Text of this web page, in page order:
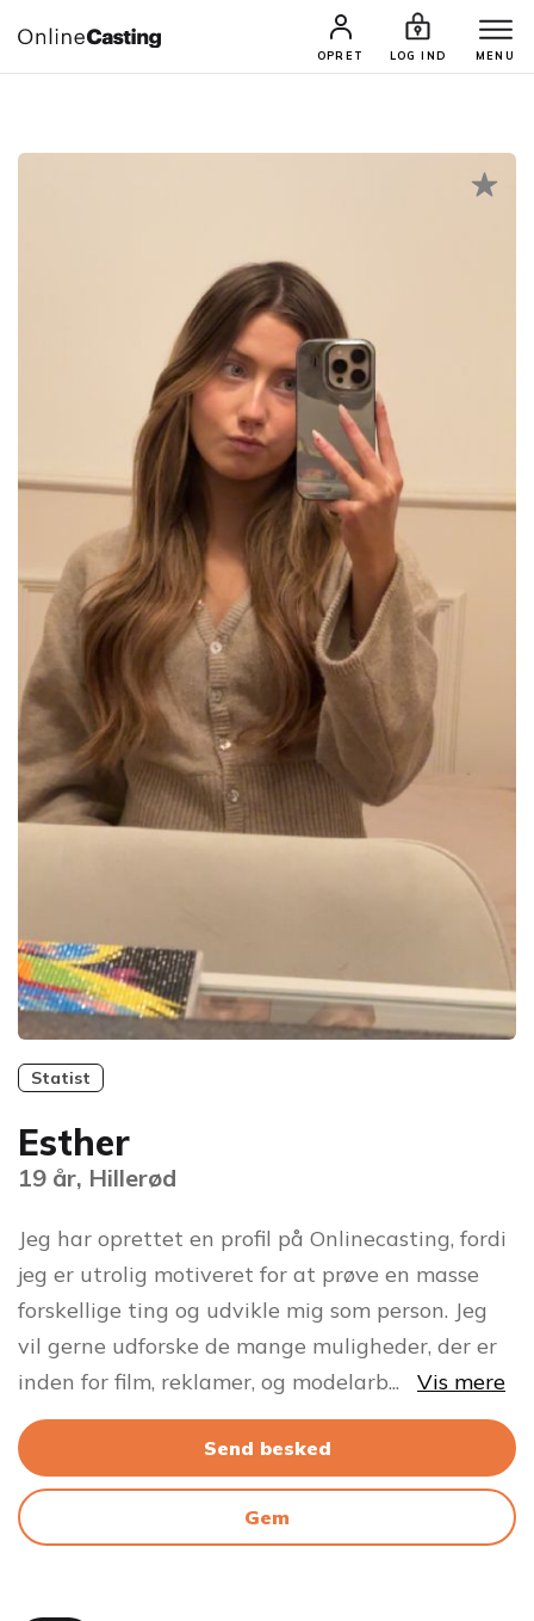
OPRET LOG IND MENU
CASTINGS & JOBS SØG PROFIL
Statist
Esther
19 år, Hillerød
Jeg har oprettet en profil på Onlinecasting, fordi
jeg er utrolig motiveret for at prøve en masse
forskellige ting og udvikle mig som person. Jeg
vil gerne udforske de mange muligheder, der er
inden for film, reklamer, og modelarb... Vis mere
Send besked
Gem